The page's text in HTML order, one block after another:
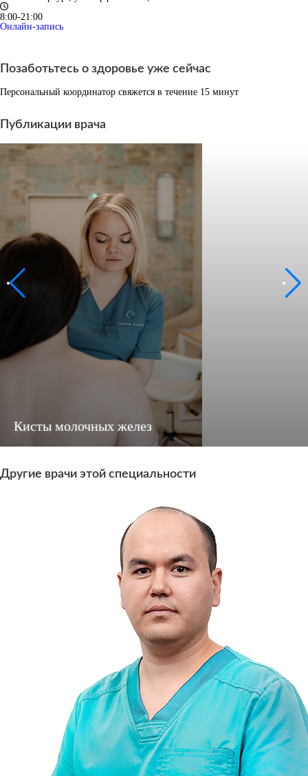
8:00-21:00
Онлайн-запись
Позаботьтесь о здоровье уже сейчас
Персональный координатор свяжется в течение 15 минут
Публикации врача
Кисты молочных желез
Другие врачи этой специальности